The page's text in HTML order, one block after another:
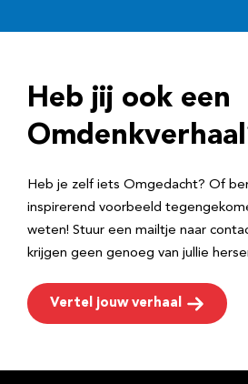
r
e
Heb jij ook een
Heb je zelf iets Omgedacht? Of
inspirerend voorbeeld
weten! Stuur een mailtje naar
krijgen geen genoeg van jullie
Vertel jouw verhaal